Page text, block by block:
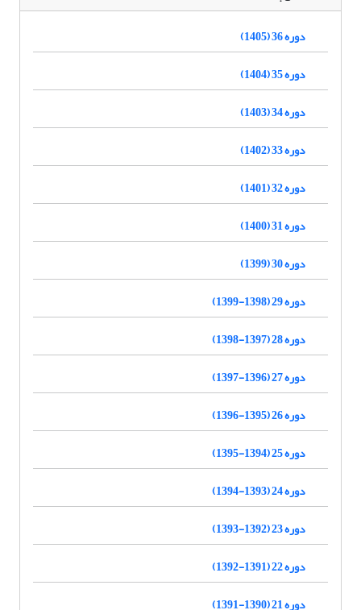
دوره 36 (1405)
دوره 35 (1404)
دوره 34 (1403)
دوره 33 (1402)
دوره 32 (1401)
دوره 31 (1400)
دوره 30 (1399)
دوره 29 (1398-1399)
دوره 28 (1397-1398)
دوره 27 (1396-1397)
دوره 26 (1395-1396)
دوره 25 (1394-1395)
دوره 24 (1393-1394)
دوره 23 (1392-1393)
دوره 22 (1391-1392)
دوره 21 (1390-1391)